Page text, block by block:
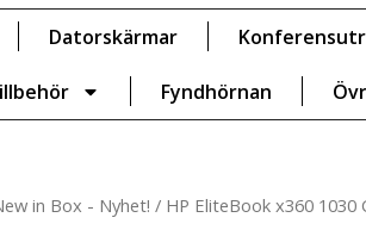
Datorskärmar
Fyndhörnan
in Box - Nyhet! / HP EliteBook x360